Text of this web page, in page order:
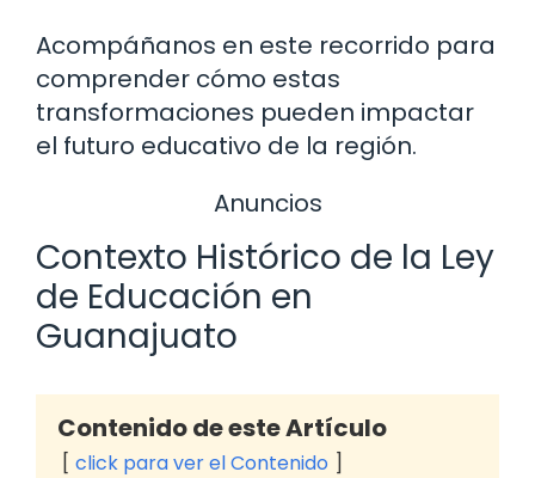
Acompáñanos en este recorrido para
comprender cómo estas
transformaciones pueden impactar
el futuro educativo de la región.
Anuncios
Contexto Histórico de la Ley
de Educación en
Guanajuato
Contenido de este Artículo
click para ver el Contenido